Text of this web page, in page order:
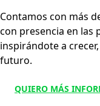
Contamos con más
con presencia en las
inspirándote a
futuro.
QUIERO MÁS